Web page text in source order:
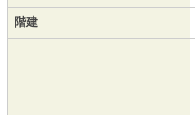
階建